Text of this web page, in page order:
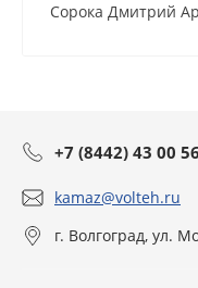
Сорока Дмитрий
+7 (8442) 43 00 56
kamaz@volteh.ru
г. Волгоград, ул.